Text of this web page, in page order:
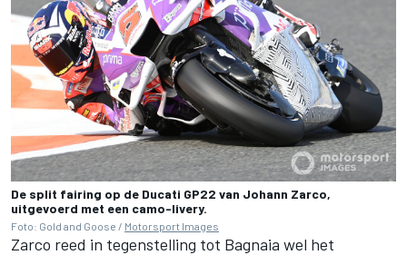
De split fairing op de Ducati GP22 van Johann Zarco,
uitgevoerd met een camo-livery.
Foto: Gold and Goose / Motorsport Images
Zarco reed in tegenstelling tot Bagnaia wel het